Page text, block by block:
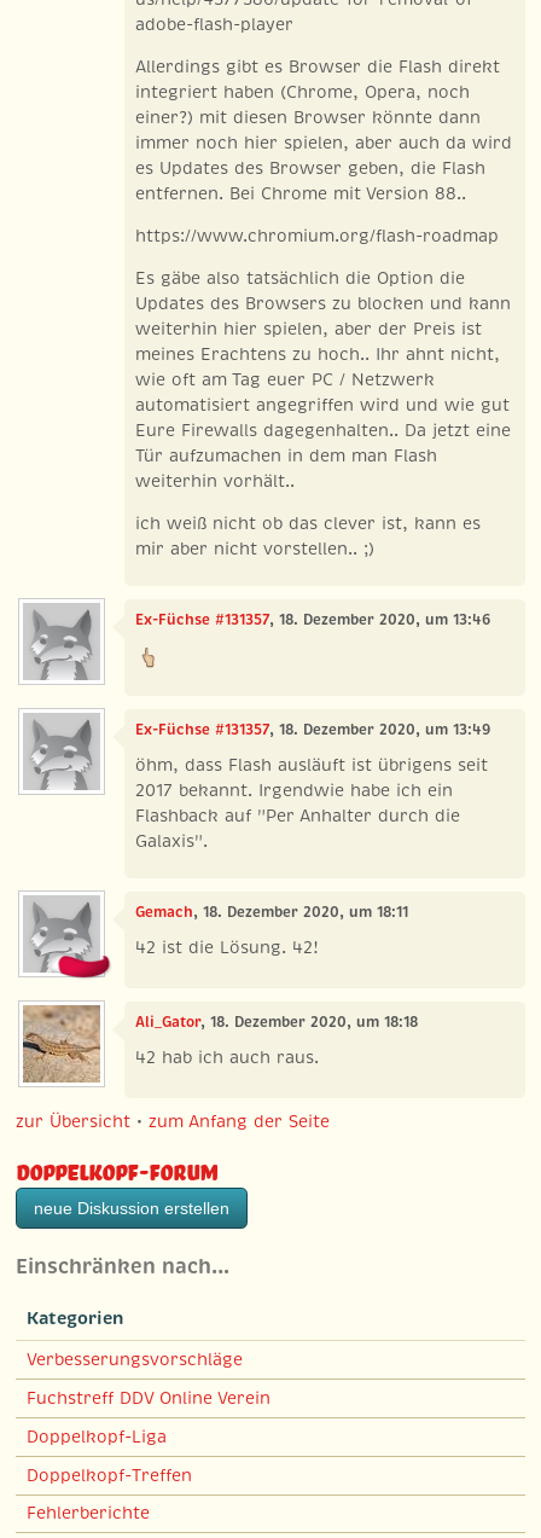
adobe-flash-player
Allerdings gibt es Browser die Flash direkt
integriert haben (Chrome, Opera, noch
einer?) mit diesen Browser könnte dann
immer noch hier spielen, aber auch da wird
es Updates des Browser geben, die Flash
entfernen. Bei Chrome mit Version 88..
https://www.chromium.org/flash-roadmap
Es gäbe also tatsächlich die Option die
Updates des Browsers zu blocken und kann
weiterhin hier spielen, aber der Preis ist
meines Erachtens zu hoch.. Ihr ahnt nicht,
wie oft am Tag euer PC / Netzwerk
automatisiert angegriffen wird und wie gut
Eure Firewalls dagegenhalten.. Da jetzt eine
Tür aufzumachen in dem man Flash
weiterhin vorhält..
ich weiß nicht ob das clever ist, kann es
mir aber nicht vorstellen.. ;)
Ex-Füchse #131357, 18. Dezember 2020, um 13:46
Ex-Füchse #131357, 18. Dezember 2020, um 13:49
öhm, dass Flash ausläuft ist übrigens seit
2017 bekannt. Irgendwie habe ich ein
Flashback auf "Per Anhalter durch die
Galaxis".
Gemach, 18. Dezember 2020, um 18:11
42 ist die Lösung. 42!
Ali_Gator, 18. Dezember 2020, um 18:18
42 hab ich auch raus.
zur Übersicht •zum Anfang der Seite
Doppelkopf-Forum
neue Diskussion erstellen
Einschränken nach…
Kategorien
Verbesserungsvorschläge
Fuchstreff DDV Online Verein
Doppelkopf-Liga
Doppelkopf-Treffen
Fehlerberichte